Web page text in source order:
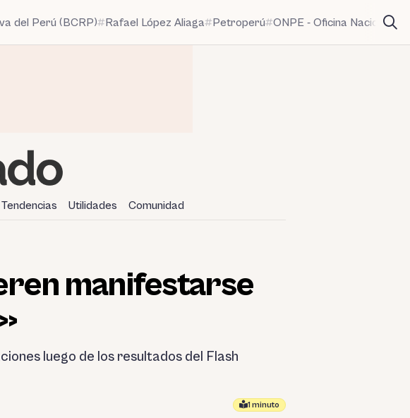
del Perú (BCRP) Rafael López Aliaga Petroperú ONPE - Oficina Nacional
Tendencias Utilidades Comunidad
manifestarse
luego de los resultados del Flash
1 minuto